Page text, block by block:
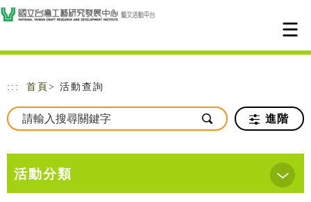
跳到主要內容
網站導覽
::: 首頁 > 活動查詢
進階
活動分類